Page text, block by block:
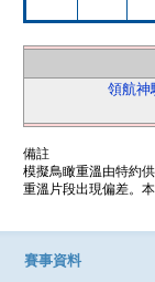
領航神
備註
模擬鳥瞰重溫由特約
重溫片段出現偏差。
賽事資料